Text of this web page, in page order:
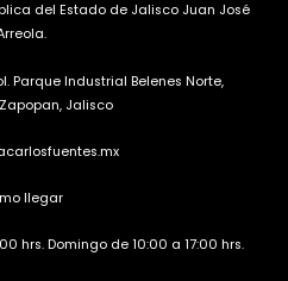
del Estado de Jalisco Juan José
Parque Industrial Belenes Norte,
Zapopan, Jalisco
llegar
hrs. Domingo de 10:00 a 17:00 hrs.